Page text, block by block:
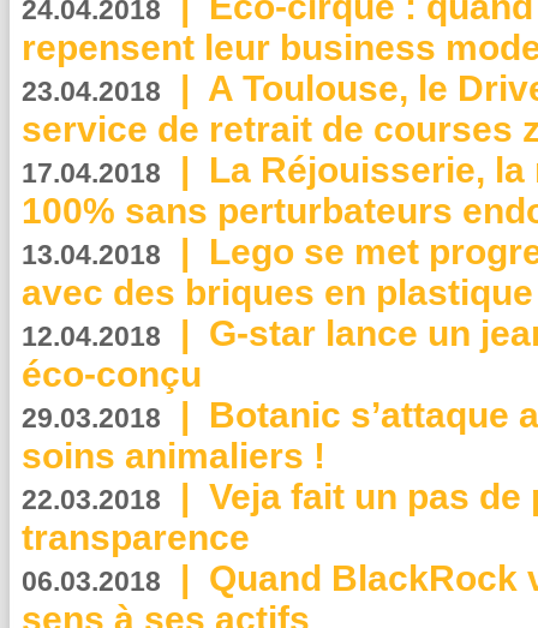
24.04.2018
repensent leur business
23.04.2018 | A Toulouse, le
service de retrait de courses
17.04.2018 | La Réjouisserie,
100% sans perturbateurs
13.04.2018 | Lego se met
avec des briques en
12.04.2018 | G-star lance un
éco-conçu
29.03.2018 | Botanic s’attaque
soins animaliers !
22.03.2018 | Veja fait un pas de
transparence
06.03.2018 | Quand BlackRock
sens à ses actifs